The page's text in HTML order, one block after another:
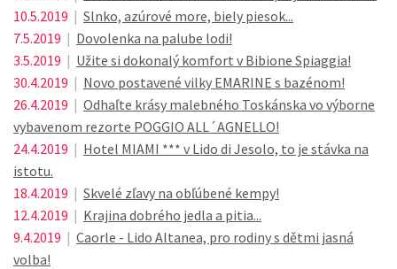
10.5.2019 | Slnko, azúrové more, biely piesok...
7.5.2019 | Dovolenka na palube lodi!
3.5.2019 | Užite si dokonalý komfort v Bibione Spiaggia!
30.4.2019 | Novo postavené vilky EMARINE s bazénom!
26.4.2019 | Odhaľte krásy malebného Toskánska vo výborne
vybavenom rezorte POGGIO ALL´AGNELLO!
24.4.2019 | Hotel MIAMI *** v Lido di Jesolo, to je stávka na
istotu.
18.4.2019 | Skvelé zľavy na obľúbené kempy!
12.4.2019 | Krajina dobrého jedla a pitia...
9.4.2019 | Caorle - Lido Altanea, pro rodiny s dětmi jasná
volba!